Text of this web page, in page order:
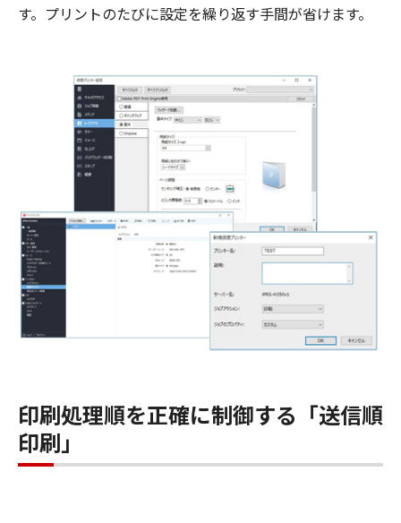
す。プリントのたびに設定を繰り返す手間が省けます。
印刷処理順を正確に制御する「送信順
印刷」